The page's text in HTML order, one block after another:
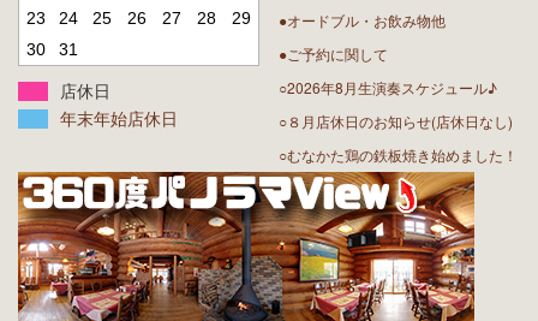
23
24 25 26 27 28
29
30
31
店休日
年末年始店休日
●オードブル・お飲み物他
●ご予約に関して
○2026年8月生演奏スケジュール♪
○８月店休日のお知らせ(店休日なし)
○むなかた鶏の鉄板焼き始めました！